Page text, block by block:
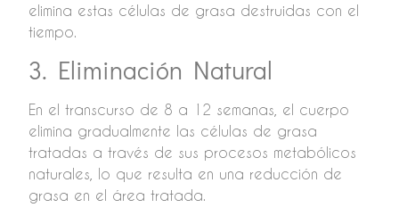
elimina estas células de grasa destruidas con el
tiempo.
3. Eliminación Natural
En el transcurso de 8 a 12 semanas, el cuerpo
elimina gradualmente las células de grasa
tratadas a través de sus procesos metabólicos
naturales, lo que resulta en una reducción de
grasa en el área tratada.